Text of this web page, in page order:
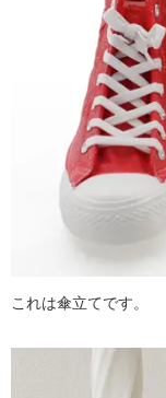
これは傘立てです。